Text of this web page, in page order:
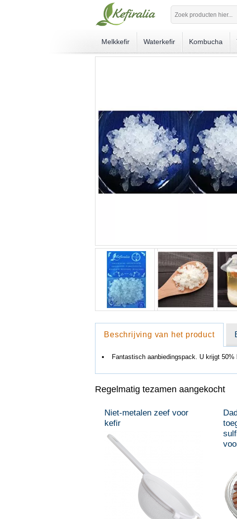
Melkkefir Waterkefir Kombucha
Beschrijving van het product
Fantastisch aanbiedingspack. U krijgt
Regelmatig tezamen aangekocht
Niet-metalen zeef voor
kefir